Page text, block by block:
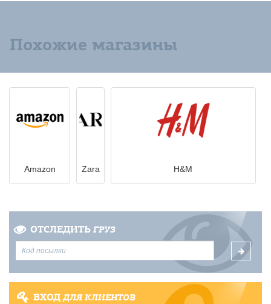
Похожие магазины
Amazon Zara H&M
ОТСЛЕДИТЬ ГРУЗ
ВХОДДЛЯ КЛИЕНТОВ